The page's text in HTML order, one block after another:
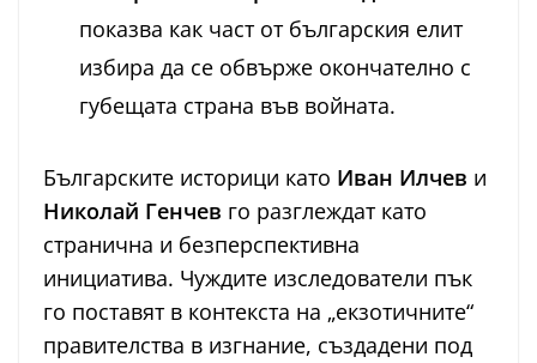
показва как част от българския елит
избира да се обвърже окончателно с
губещата страна във войната.
Българските историци като Иван Илчев и
Николай Генчев го разглеждат като
странична и безперспективна
инициатива. Чуждите изследователи пък
го поставят в контекста на „екзотичните“
правителства в изгнание, създадени под